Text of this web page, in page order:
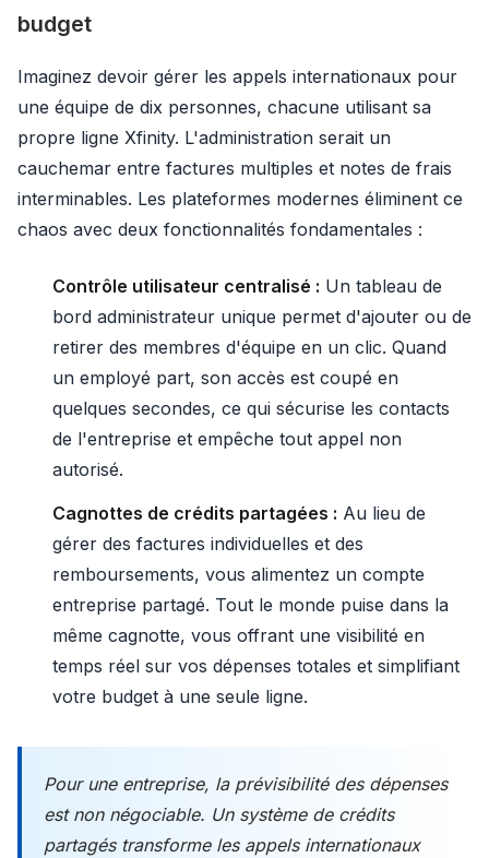
budget
Imaginez devoir gérer les appels internationaux pour
une équipe de dix personnes, chacune utilisant sa
propre ligne Xfinity. L'administration serait un
cauchemar entre factures multiples et notes de frais
interminables. Les plateformes modernes éliminent ce
chaos avec deux fonctionnalités fondamentales :
Contrôle utilisateur centralisé : Un tableau de
bord administrateur unique permet d'ajouter ou de
retirer des membres d'équipe en un clic. Quand
un employé part, son accès est coupé en
quelques secondes, ce qui sécurise les contacts
de l'entreprise et empêche tout appel non
autorisé.
Cagnottes de crédits partagées : Au lieu de
gérer des factures individuelles et des
remboursements, vous alimentez un compte
entreprise partagé. Tout le monde puise dans la
même cagnotte, vous offrant une visibilité en
temps réel sur vos dépenses totales et simplifiant
votre budget à une seule ligne.
Pour une entreprise, la prévisibilité des dépenses
est non négociable. Un système de crédits
partagés transforme les appels internationaux